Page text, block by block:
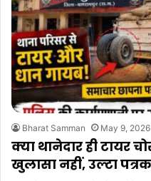
Bharat Samman May 9, 2026
क्या थानेदार ही टायर
खुलासा नहीं, उल्टा